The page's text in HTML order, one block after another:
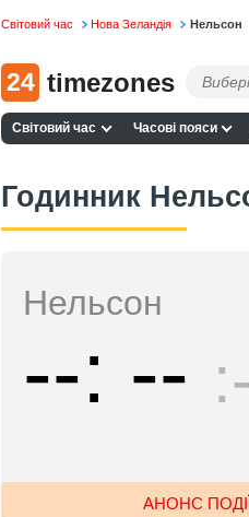
Світовий час Нова Зеландія Нельсон
24 timezones
Світовий час Часові пояси
Годинник
Нельсон
-- --
АНОНС